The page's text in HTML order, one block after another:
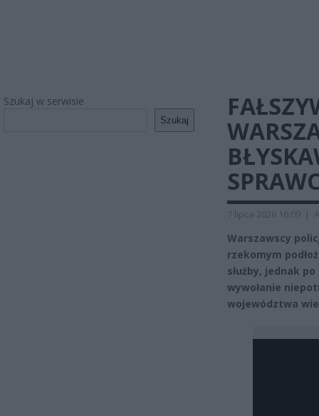
Szukaj w serwisie
Szukaj
7 lipca 2026 16:09 |
Warszawscy
rzekomym
służby, jednak
wywołanie
województwa